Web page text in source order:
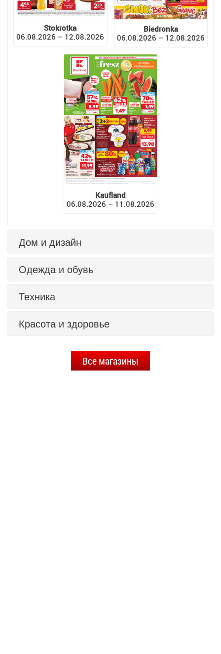
Stokrotka
06.08.2026 – 12.08.2026
Biedronka
06.08.2026 – 12.08.2026
Kaufland
06.08.2026 – 11.08.2026
Дом и дизайн
Одежда и обувь
Техника
Красота и здоровье
Все магазины